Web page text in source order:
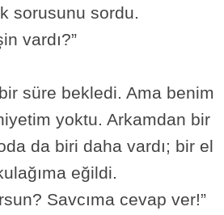
sorusunu sordu.
vardı?”
süre bekledi. Ama benim
yoktu. Arkamdan bir
da biri daha vardı; bir el
eğildi.
Savcıma cevap ver!”